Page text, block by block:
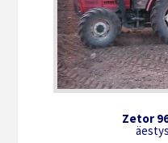
Zetor